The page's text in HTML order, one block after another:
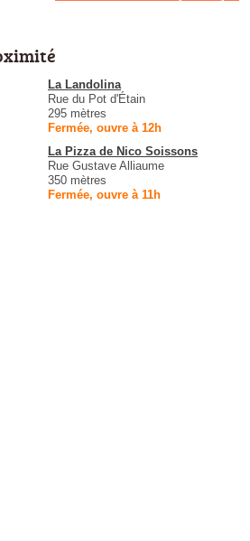
La Landolina
Rue du Pot d'Étain
295 mètres
Fermée, ouvre à 12h
La Pizza de Nico Soissons
Rue Gustave Alliaume
350 mètres
Fermée, ouvre à 11h